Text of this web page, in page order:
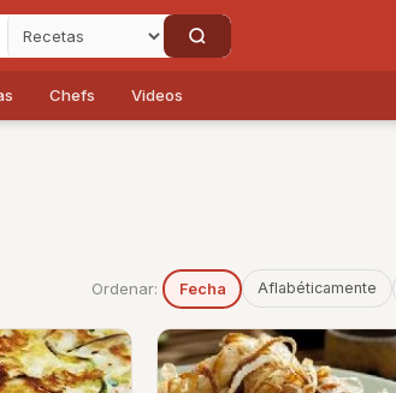
Chefs Videos
Ordenar: Fecha Aflabéticamente